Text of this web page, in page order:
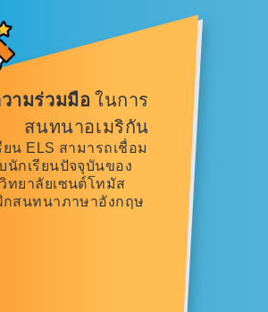
ามร่วมมือ ในการ
สนทนาอเมริกัน
ยน ELS สามารถเชื่อม
นักเรียนปัจจุบันของ
ทยาลัยเซนต์โทมัส
กสนทนาภาษาอังกฤษ